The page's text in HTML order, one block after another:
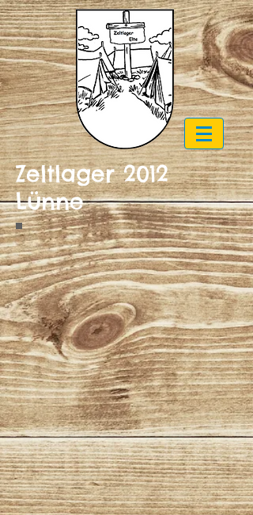
Zeltlager 2012
Lünne